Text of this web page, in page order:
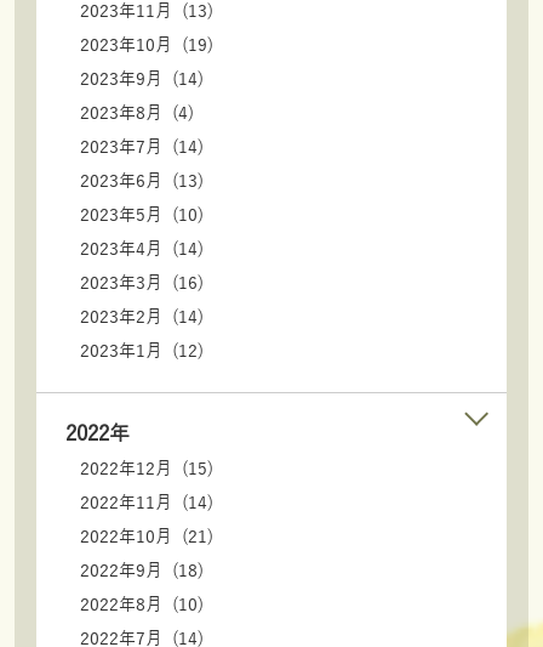
2023年11月 (13)
2023年10月 (19)
2023年9月 (14)
2023年8月 (4)
2023年7月 (14)
2023年6月 (13)
2023年5月 (10)
2023年4月 (14)
2023年3月 (16)
2023年2月 (14)
2023年1月 (12)
2022年
2022年12月 (15)
2022年11月 (14)
2022年10月 (21)
2022年9月 (18)
2022年8月 (10)
2022年7月 (14)